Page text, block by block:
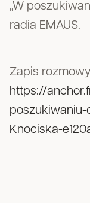
„W
radia EMAUS.
Zapis
https://
Knociska-